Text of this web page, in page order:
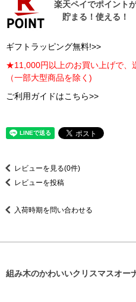
ギフトラッピング無料!>>
★11,000円以上のお買い上げで、
（一部大型商品を除く)
ご利用ガイドはこちら>>
レビューを見る(0件)
レビューを投稿
入荷時期を問い合わせる
組み木のかわいいクリスマスオー